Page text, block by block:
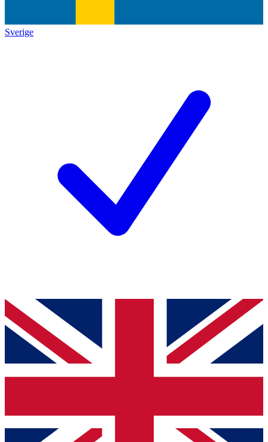
Sverige